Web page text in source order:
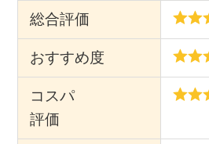
総合評価
おすすめ度
コスパ
評価